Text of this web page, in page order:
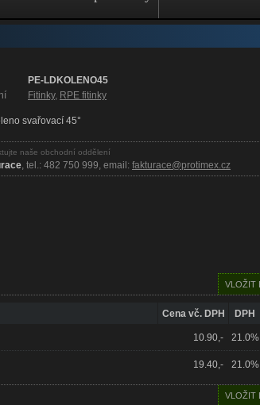
PE-LDKOLENO45
Fitinky, RPE fitinky
svařovací 45°
naše obchodní oddělení
, tel.: 482 750 999, email: fakturace@protimex.cz
Cena vč. DPH DPH
10.90,- 21.0%
19.40,- 21.0%